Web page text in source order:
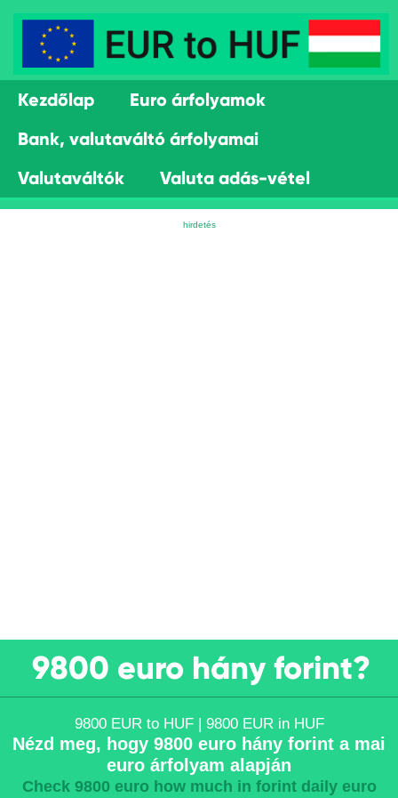
Kezdőlap
Euro árfolyamok
Bank, valutaváltó árfolyamai
Valutaváltók
Valuta adás-vétel
9800 euro hány forint?
9800 EUR to HUF | 9800 EUR in HUF
Nézd meg, hogy 9800 euro hány forint a mai
euro árfolyam alapján
Check 9800 euro how much in forint daily euro